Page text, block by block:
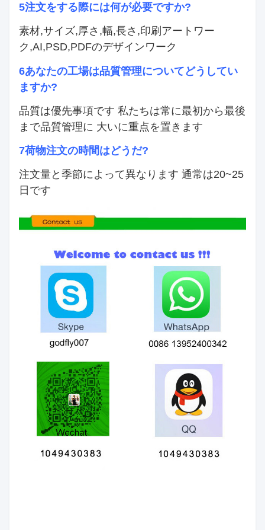
5注文をする際には何が必要ですか?
素材,サイズ,厚さ,幅,長さ,印刷アートワー
ク,AI,PSD,PDFのデザインワーク
6あなたの工場は品質管理についてどうしてい
ますか?
品質は優先事項です 私たちは常に最初から最後
まで品質管理に 大いに重点を置きます
7荷物注文の時間はどうだ?
注文量と季節によって異なります 通常は20~25
日です